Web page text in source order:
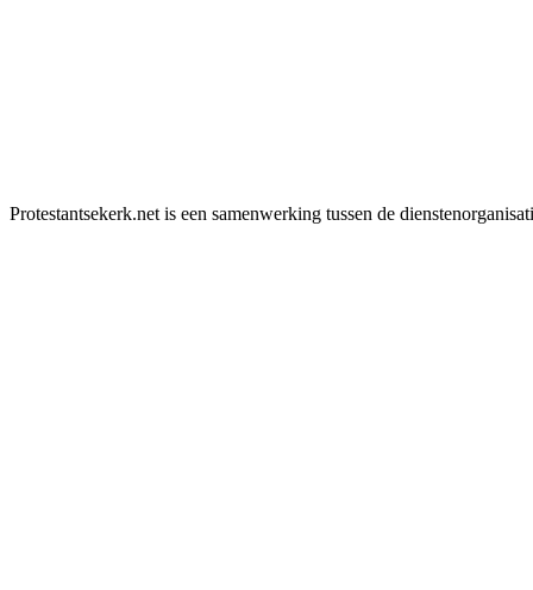
Protestantsekerk.net is een samenwerking tussen de